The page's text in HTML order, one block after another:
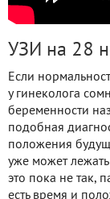
УЗИ на 28
Если
у гинеколога
беременности
подобная
положения
уже может
это пока не так,
есть время и